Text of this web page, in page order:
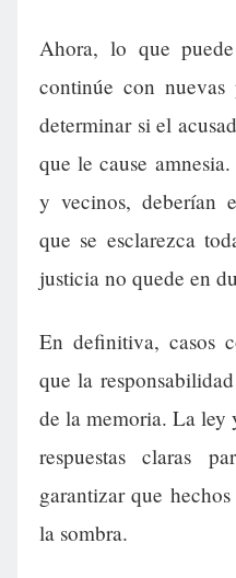
Ahora, lo que
continúe con nuevas
determinar si el
que le cause
y vecinos, deberían
que se esclarezca
justicia no quede en
En definitiva, casos
que la
de la memoria. La ley
respuestas claras
garantizar que
la sombra.